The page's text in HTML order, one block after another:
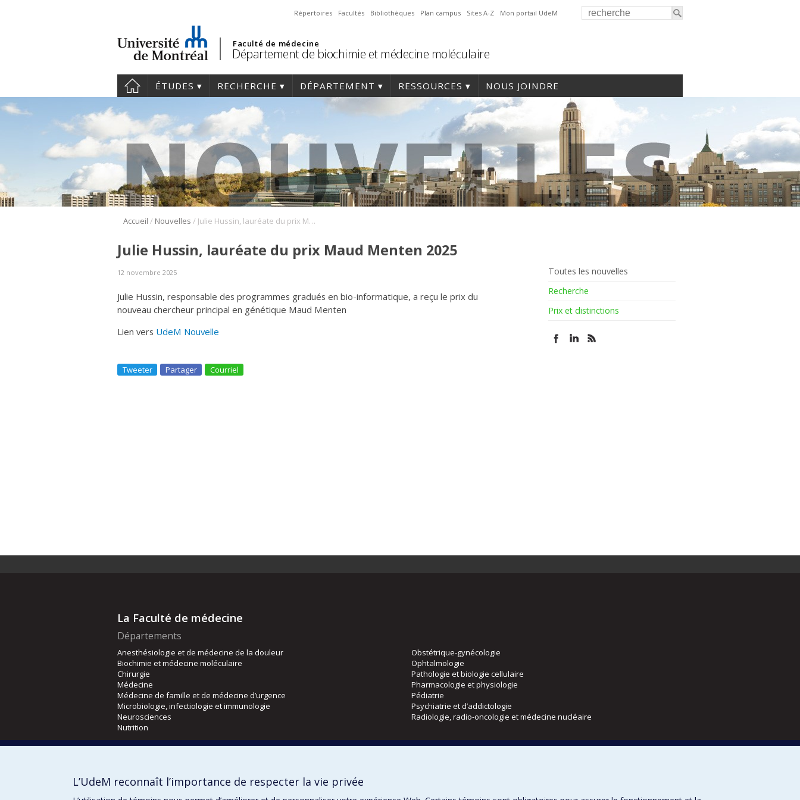
Répertoires Facultés Bibliothèques Plan campus Sites A-Z Mon portail UdeM
Faculté de médecine
Département de biochimie et médecine moléculaire
ÉTUDES RECHERCHE DÉPARTEMENT RESSOURCES NOUS JOINDRE
Accueil / Nouvelles / Julie Hussin, lauréate du prix Maud Menten 2025
Toutes les nouvelles
Recherche
Prix et distinctions
Julie Hussin, lauréate du prix Maud Menten 2025
12 novembre 2025
Julie Hussin, responsable des programmes gradués en bio-informatique, a reçu le prix du
nouveau chercheur principal en génétique Maud Menten
Lien vers UdeM Nouvelle
Tweeter Partager Courriel
La Faculté de médecine
Départements
Anesthésiologie et de médecine de la douleur
Biochimie et médecine moléculaire
Chirurgie
Médecine
Médecine de famille et de médecine d’urgence
Microbiologie, infectiologie et immunologie
Neurosciences
Nutrition
Obstétrique-gynécologie
Ophtalmologie
Pathologie et biologie cellulaire
Pharmacologie et physiologie
Pédiatrie
Psychiatrie et d’addictologie
Radiologie, radio-oncologie et médecine nucléaire
Orthophonie et audiologie
L’UdeM reconnaît l’importance de respecter la vie privée